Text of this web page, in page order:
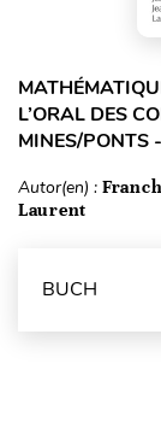
L’ORAL DES
MINES/PONTS
Autor(en) :
Laurent
BUCH